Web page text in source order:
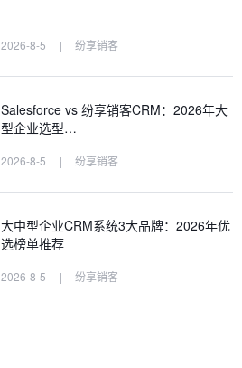
2026-8-5 | 纷享销客
Salesforce vs 纷享销客CRM：2026年大
型企业选型…
2026-8-5 | 纷享销客
大中型企业CRM系统3大品牌：2026年优
选榜单推荐
2026-8-5 | 纷享销客